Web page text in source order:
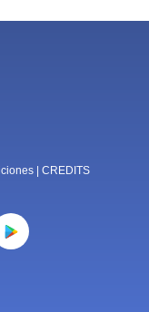
CREDITS